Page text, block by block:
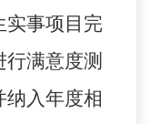
实事项目完
满意度测
纳入年度相